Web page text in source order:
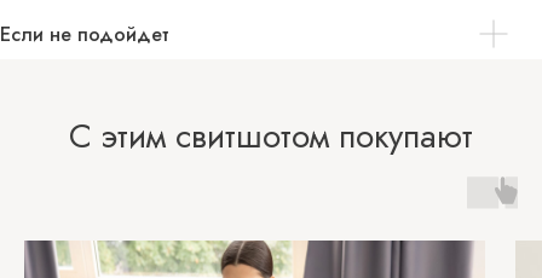
Если не подойдет
С этим свитшотом покупают